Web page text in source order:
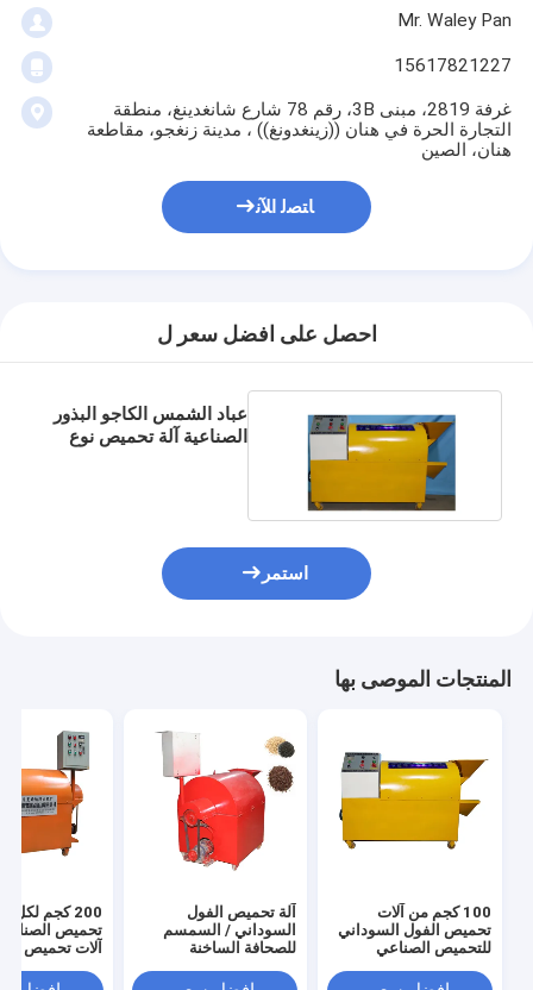
Mr. Waley Pan
15617821227
غرفة 2819، مبنى 3B، رقم 78 شارع شانغدينغ، منطقة
التجارة الحرة في هنان ((زينغدونغ)) ، مدينة زنغجو، مقاطعة
هنان، الصين
ﺎﺘﺼﻟ ﺍﻶﻧ
احصل على افضل سعر ل
عباد الشمس الكاجو البذور
الصناعية آلة تحميص نوع
استمر
المنتجات الموصى بها
100 كجم من آلات
تحميص الفول السوداني
للتحميص الصناعي
آلة تحميص الفول
السوداني / السمسم
للصحافة الساخنة
200 كجم لكل
تحميص
آلات تحميص